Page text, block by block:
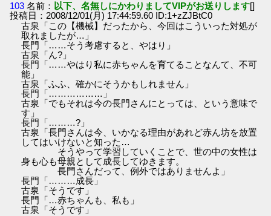
103 名前： 以下、名無しにかわりましてVIPがお送りします[]
投稿日：2008/12/01(月) 17:44:59.60 ID:1+zZJBtC0
古泉「この【機械】だったから、今回はこういった対処が
取れましたが…」
長門「……そう考慮すると、やはり」
古泉「ん?」
長門「……やはり私に赤ちゃんを育てることなんて、不可
能」
古泉「ふふ、確かにそうかもしれません」
長門「………………」
古泉「でもそれは今の長門さんにとっては、という意味で
す」
長門「………?」
古泉「長門さんは今、いかなる理由があれど赤ん坊を放置
してはいけないと知った…
そうやって学習していくことで、世の中の女性は
身も心も母親として成長してゆきます。
長門さんだって、例外ではありませんよ」
長門「………成長」
古泉「そうです」
長門「…赤ちゃんも、私も」
古泉「そうです」